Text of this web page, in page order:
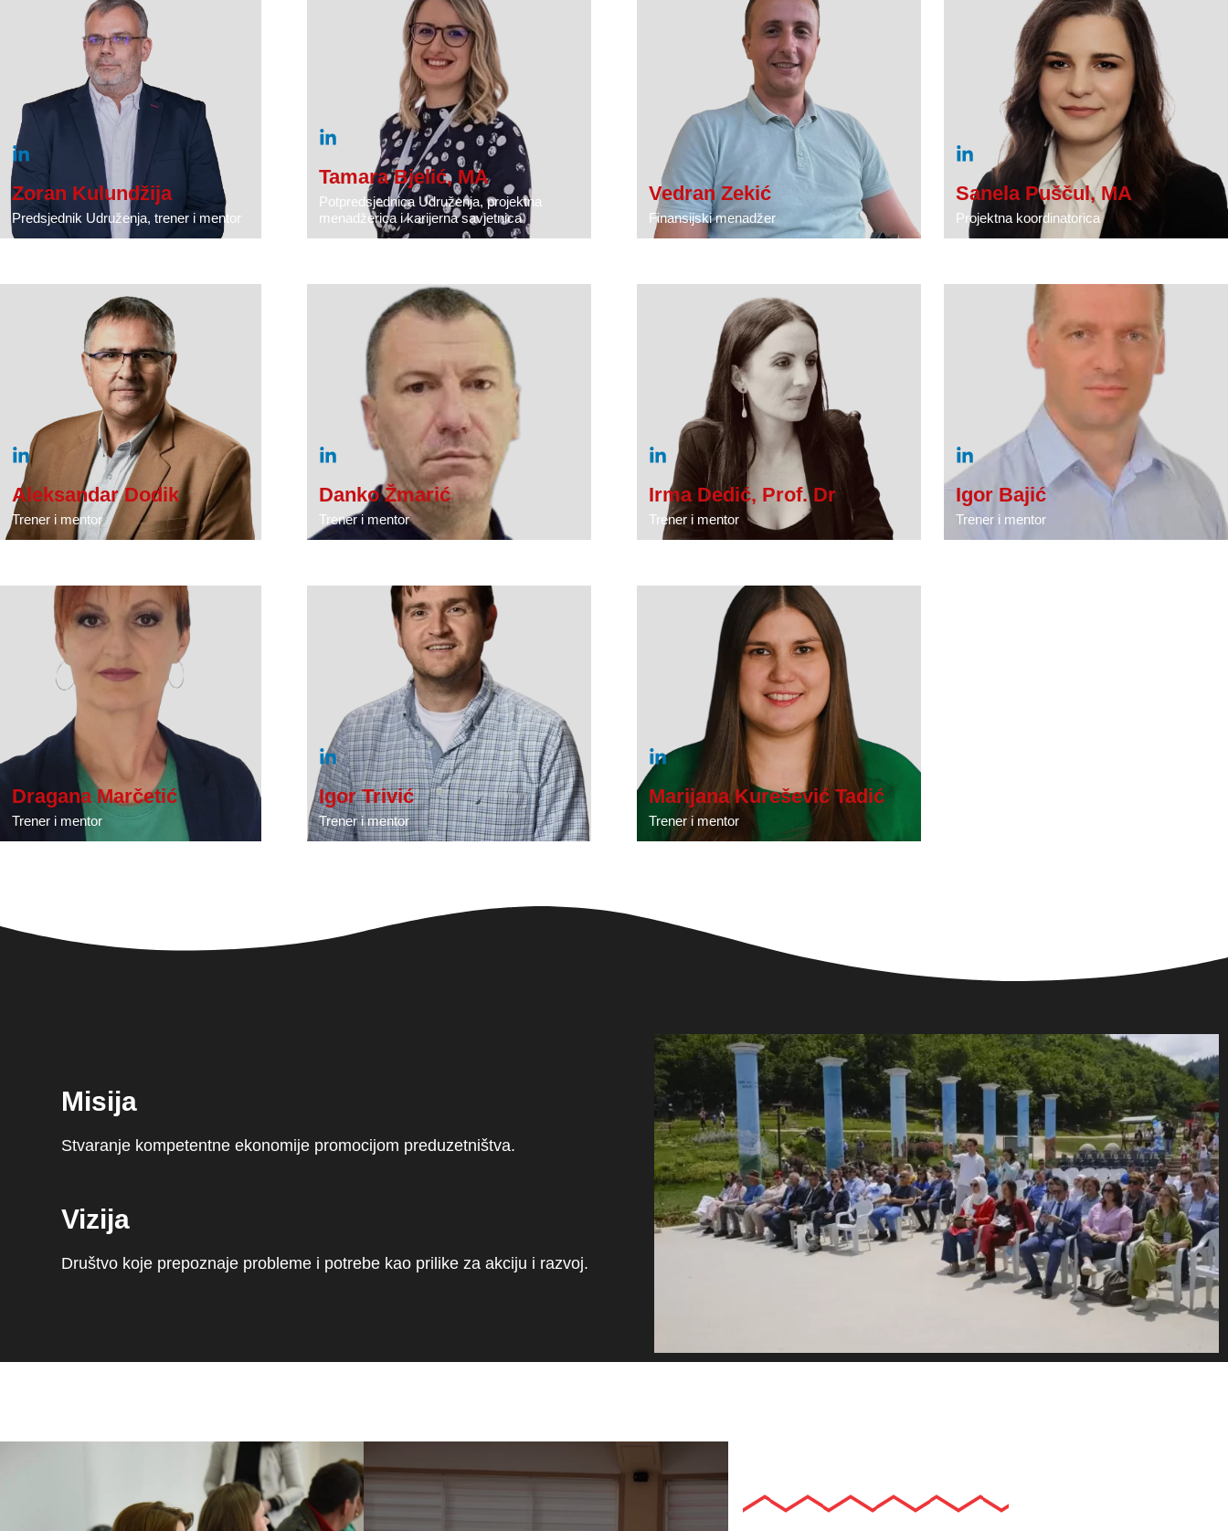
Zoran Kulundžija
Predsjednik Udruženja, trener i mentor
Tamara Bjelić, MA
Potpredsjednica Udruženja, projektna
menadžerica i karijerna savjetnica
Vedran Zekić
Finansijski menadžer
Sanela Puščul, MA
Projektna koordinatorica
Aleksandar Dodik
Trener i mentor
Danko Žmarić
Trener i mentor
Irma Dedić, Prof. Dr
Trener i mentor
Igor Bajić
Trener i mentor
Dragana Marčetić
Trener i mentor
Igor Trivić
Trener i mentor
Marijana Kurešević Tadić
Trener i mentor
Misija
Stvaranje kompetentne ekonomije promocijom preduzetništva.
Vizija
Društvo koje prepoznaje probleme i potrebe kao prilike za akciju i razvoj.